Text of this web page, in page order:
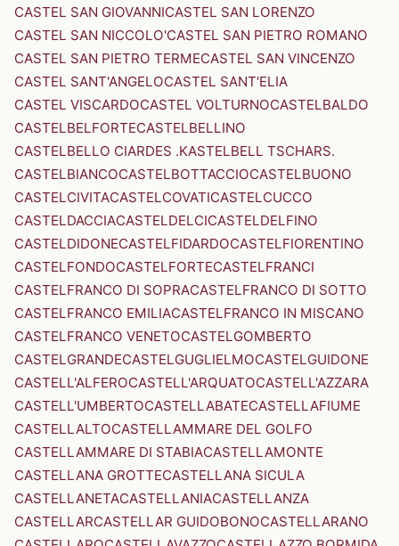
CASTEL SAN GIOVANNICASTEL SAN LORENZO
CASTEL SAN NICCOLO'CASTEL SAN PIETRO ROMANO
CASTEL SAN PIETRO TERMECASTEL SAN VINCENZO
CASTEL SANT'ANGELOCASTEL SANT'ELIA
CASTEL VISCARDOCASTEL VOLTURNOCASTELBALDO
CASTELBELFORTECASTELBELLINO
CASTELBELLO CIARDES .KASTELBELL TSCHARS.
CASTELBIANCOCASTELBOTTACCIOCASTELBUONO
CASTELCIVITACASTELCOVATICASTELCUCCO
CASTELDACCIACASTELDELCICASTELDELFINO
CASTELDIDONECASTELFIDARDOCASTELFIORENTINO
CASTELFONDOCASTELFORTECASTELFRANCI
CASTELFRANCO DI SOPRACASTELFRANCO DI SOTTO
CASTELFRANCO EMILIACASTELFRANCO IN MISCANO
CASTELFRANCO VENETOCASTELGOMBERTO
CASTELGRANDECASTELGUGLIELMOCASTELGUIDONE
CASTELL'ALFEROCASTELL'ARQUATOCASTELL'AZZARA
CASTELL'UMBERTOCASTELLABATECASTELLAFIUME
CASTELLALTOCASTELLAMMARE DEL GOLFO
CASTELLAMMARE DI STABIACASTELLAMONTE
CASTELLANA GROTTECASTELLANA SICULA
CASTELLANETACASTELLANIACASTELLANZA
CASTELLARCASTELLAR GUIDOBONOCASTELLARANO